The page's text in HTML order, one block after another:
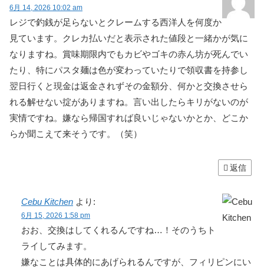
6月 14, 2026 10:02 am
レジで釣銭が足らないとクレームする西洋人を何度か
見ています。クレカ払いだと表示された値段と一緒かが気に
なりますね。賞味期限内でもカビやゴキの赤ん坊が死んでい
たり、特にパスタ麺は色が変わっていたりで領収書を持参し
翌日行くと現金は返金されずその金額分、何かと交換させら
れる解せない掟がありますね。言い出したらキリがないのが
実情ですね。嫌なら帰国すれば良いじゃないかとか、どこか
らか聞こえて来そうです。（笑）
返信
Cebu Kitchen より:
6月 15, 2026 1:58 pm
おお、交換はしてくれるんですね…！そのうちト
ライしてみます。
嫌なことは具体的にあげられるんですが、フィリピンにい